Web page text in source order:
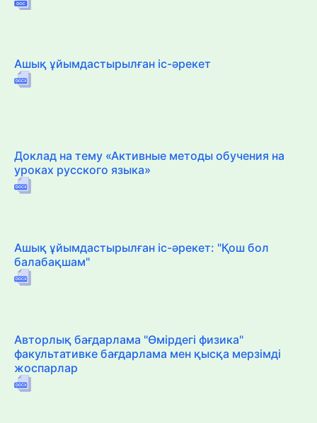
Ашық ұйымдастырылған іс-әрекет
Доклад на тему «Активные методы обучения на
уроках русского языка»
Ашық ұйымдастырылған іс-әрекет: "Қош бол
балабақшам"
Авторлық бағдарлама "Өмірдегі физика"
факультативке бағдарлама мен қысқа мерзімді
жоспарлар